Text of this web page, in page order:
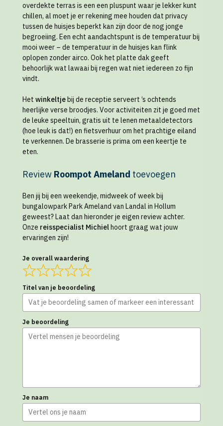
overdekte terras is een een pluspunt waar je lekker kunt
chillen, al moet je er rekening mee houden dat privacy
tussen de huisjes beperkt kan zijn door de nog jonge
begroeiing. Een echt aandachtspunt is de temperatuur bij
mooi weer – de temperatuur in de huisjes kan flink
oplopen zonder airco. Ook het platte dak geeft
behoorlijk wat lawaai bij regen wat niet iedereen zo fijn
vindt.
Het winkeltjebij de receptie serveert ’s ochtends
heerlijke verse broodjes. Voor activiteiten zit je goed met
de leuke speeltuin, gratis uit te lenen metaaldetectors
(hoe leuk is dat!) en fietsverhuur om het prachtige eiland
te verkennen. De brasserie is prima om een keertje te
eten.
Review Roompot Ameland toevoegen
Ben jij bij een weekendje, midweek of week bij
bungalowpark Park Ameland van Landal in Hollum
geweest? Laat dan hieronder je eigen review achter.
Onze reisspecialist Michielhoort graag wat jouw
ervaringen zijn!
Je overall waardering
Titel van je beoordeling
Je beoordeling
Je naam